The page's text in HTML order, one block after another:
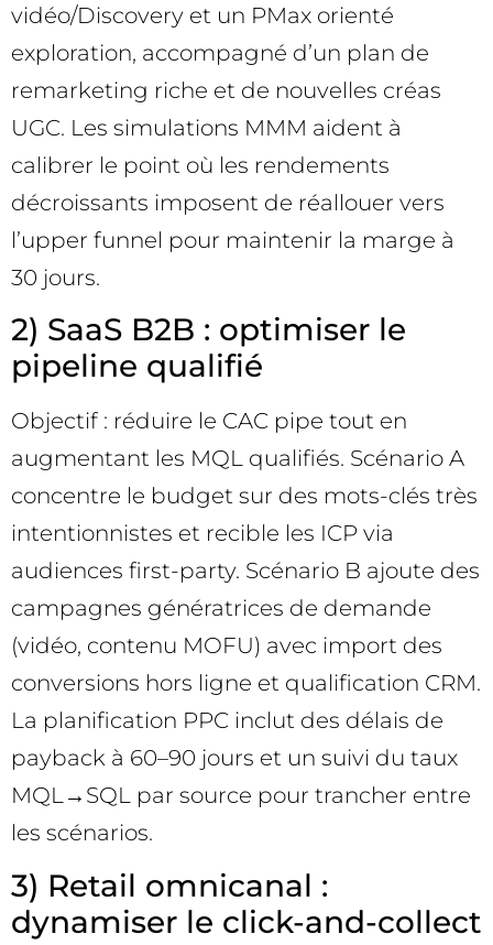
vidéo/Discovery et un PMax orienté
exploration, accompagné d’un plan de
remarketing riche et de nouvelles créas
UGC. Les simulations MMM aident à
calibrer le point où les rendements
décroissants imposent de réallouer vers
l’upper funnel pour maintenir la marge à
30 jours.
2) SaaS B2B : optimiser le
pipeline qualifié
Objectif : réduire le CAC pipe tout en
augmentant les MQL qualifiés. Scénario A
concentre le budget sur des mots-clés très
intentionnistes et recible les ICP via
audiences first-party. Scénario B ajoute des
campagnes génératrices de demande
(vidéo, contenu MOFU) avec import des
conversions hors ligne et qualification CRM.
La planification PPC inclut des délais de
payback à 60–90 jours et un suivi du taux
MQL→SQL par source pour trancher entre
les scénarios.
3) Retail omnicanal :
dynamiser le click-and-collect